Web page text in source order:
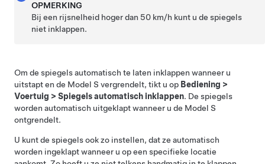
OPMERKING
Bij een rijsnelheid hoger dan 50 km/h kunt u de spiegels
niet inklappen.
Om de spiegels automatisch te laten inklappen wanneer u
uitstapt en de Model S vergrendelt, tikt u op Bediening >
Voertuig > Spiegels automatisch inklappen. De spiegels
worden automatisch uitgeklapt wanneer u de Model S
ontgrendelt.
U kunt de spiegels ook zo instellen, dat ze automatisch
worden ingeklapt wanneer u op een specifieke locatie